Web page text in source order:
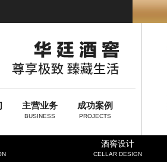
主营业务
BUSINESS
成功案例
PROJECTS
酒窖设计
CELLAR DESIGN